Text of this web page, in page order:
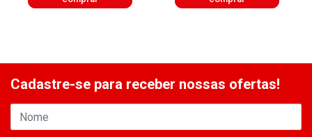
Cadastre-se para receber nossas ofertas!